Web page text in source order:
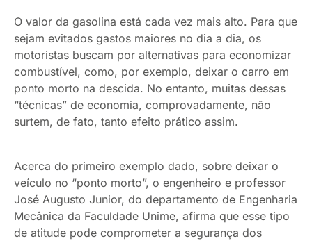
O valor da gasolina está cada vez mais alto. Para que
sejam evitados gastos maiores no dia a dia, os
motoristas buscam por alternativas para economizar
combustível, como, por exemplo, deixar o carro em
ponto morto na descida. No entanto, muitas dessas
“técnicas” de economia, comprovadamente, não
surtem, de fato, tanto efeito prático assim.
Acerca do primeiro exemplo dado, sobre deixar o
veículo no “ponto morto”, o engenheiro e professor
José Augusto Junior, do departamento de Engenharia
Mecânica da Faculdade Unime, afirma que esse tipo
de atitude pode comprometer a segurança dos